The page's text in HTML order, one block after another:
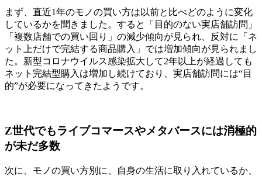
まず、直近1年のモノの買い方は以前と比べどのように変化
しているかを聞きました。すると「目的のない実店舗訪問」
「複数店舗での買い回り」の減少傾向が見られ、反対に「ネ
ット上だけで完結する商品購入」では増加傾向が見られまし
た。新型コロナウイルス感染拡大して2年以上が経過しても
ネット完結型購入は増加し続けており、実店舗訪問には“目
的”が必要になってきたようです。
Z世代でもライブコマースやメタバースには消極的
が未だ多数
次に、モノの買い方別に、自身の生活に取り入れているか、